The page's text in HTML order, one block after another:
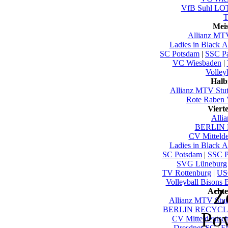
VfB Suhl
Allianz
Ladies in Black
SC Potsdam | SSC
VC Wiesbaden |
Allianz MTV
Rote Raben
BERLIN
CV
Ladies in Black
SC Potsdam| SSC
SVG Lüneburg
TV Rottenburg |
Volleyball Bisons
Allianz MTV
BERLIN
CV